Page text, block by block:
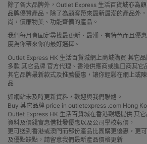
除了各大品牌外，Outlet Express 生活百貨城亦為
品牌優質產品，除了為顧客帶來最新最潮的產品外
尚，價廉物美、功能齊備的產品。
我們每月會固定尋找最更新、最潮、有特色而且優
度為你帶來你的最好選擇。
Outlet Express HK 生活百貨城網上商城購買 其它品
多款 其它品牌 官方代理、香港供應商或進口商其它
其它品牌最新款式及推薦優惠，讓你輕鬆在網上或
品
如網站未及時更新資料，歡迎與我們聯絡。
Buy 其它品牌 price in outletexpress .com Hong
Outlet Express HK 生活百貨城在香港觀塘提供 其
資料及價錢實惠借批發優惠以及公司學校報價，
更可送到香港或澳門而部份產品比團購更優惠，更
及優點缺點，請留意我們最新產品價格更新